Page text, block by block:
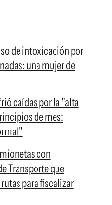
de intoxicación por
una mujer de
caídas por la "alta
de mes:
con
Transporte que
para fiscalizar